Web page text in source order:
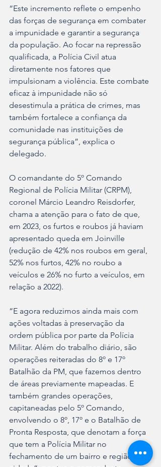
“Este incremento reflete o empenho
das forças de segurança em combater
a impunidade e garantir a segurança
da população. Ao focar na repressão
qualificada, a Polícia Civil atua
diretamente nos fatores que
impulsionam a violência. Este combate
eficaz à impunidade não só
desestimula a prática de crimes, mas
também fortalece a confiança da
comunidade nas instituições de
segurança pública”, explica o
delegado.
O comandante do 5º Comando
Regional de Polícia Militar (CRPM),
coronel Márcio Leandro Reisdorfer,
chama a atenção para o fato de que,
em 2023, os furtos e roubos já haviam
apresentado queda em Joinville
(redução de 42% nos roubos em geral,
52% nos furtos, 42% no roubo a
veículos e 26% no furto a veículos, em
relação a 2022).
“E agora reduzimos ainda mais com
ações voltadas à preservação da
ordem pública por parte da Polícia
Militar. Além do trabalho diário, são
operações reiteradas do 8º e 17º
Batalhão da PM, que fazemos dentro
de áreas previamente mapeadas. E
também grandes operações,
capitaneadas pelo 5º Comando,
envolvendo o 8º, 17º e o Batalhão de
Pronta Resposta, que denotam a força
que tem a Polícia Militar no
fechamento de um bairro e região da